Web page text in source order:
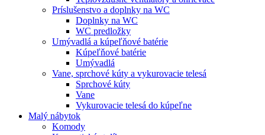
Príslušenstvo a doplnky na WC
Doplnky na WC
WC predložky
Umývadlá a kúpeľňové batérie
Kúpeľňové batérie
Umývadlá
Vane, sprchové kúty a vykurovacie telesá
Sprchové kúty
Vane
Vykurovacie telesá do kúpeľne
Malý nábytok
Komody